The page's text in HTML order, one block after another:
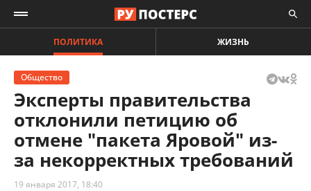
ПОЛИТИКА ЖИЗНЬ
Общество
Эксперты правительства
отклонили петицию об
отмене "пакета Яровой" из-
за некорректных требований
19 января 2017, 18:40